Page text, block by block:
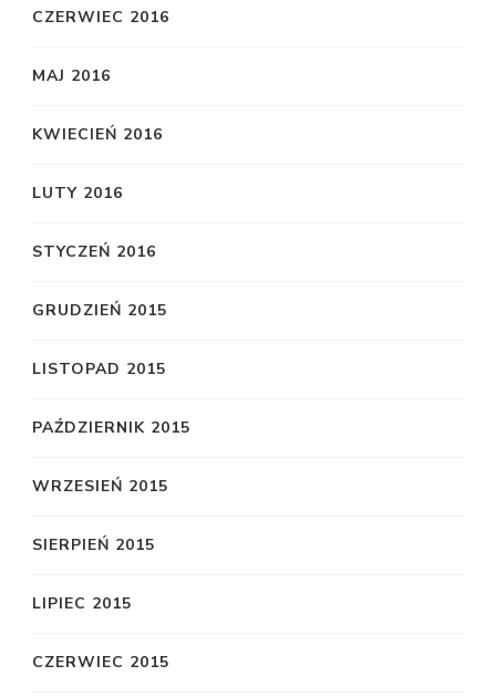
CZERWIEC 2016
MAJ 2016
KWIECIEŃ 2016
LUTY 2016
STYCZEŃ 2016
GRUDZIEŃ 2015
LISTOPAD 2015
PAŹDZIERNIK 2015
WRZESIEŃ 2015
SIERPIEŃ 2015
LIPIEC 2015
CZERWIEC 2015